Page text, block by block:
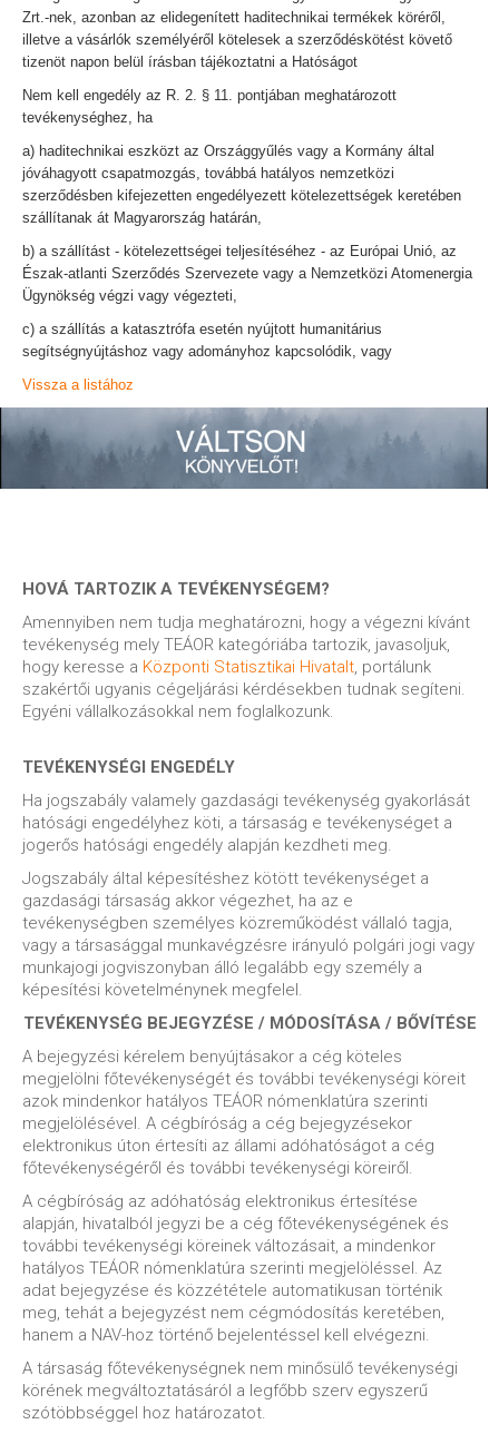
Zrt.-nek, azonban az elidegenített haditechnikai termékek köréről,
illetve a vásárlók személyéről kötelesek a szerződéskötést követő
tizenöt napon belül írásban tájékoztatni a Hatóságot
Nem kell engedély az R. 2. § 11. pontjában meghatározott
tevékenységhez, ha
a) haditechnikai eszközt az Országgyűlés vagy a Kormány által
jóváhagyott csapatmozgás, továbbá hatályos nemzetközi
szerződésben kifejezetten engedélyezett kötelezettségek keretében
szállítanak át Magyarország határán,
b) a szállítást - kötelezettségei teljesítéséhez - az Európai Unió, az
Észak-atlanti Szerződés Szervezete vagy a Nemzetközi Atomenergia
Ügynökség végzi vagy végezteti,
c) a szállítás a katasztrófa esetén nyújtott humanitárius
segítségnyújtáshoz vagy adományhoz kapcsolódik, vagy
Vissza a listához
HOVÁ TARTOZIK A TEVÉKENYSÉGEM?
Amennyiben nem tudja meghatározni, hogy a végezni kívánt
tevékenység mely TEÁOR kategóriába tartozik, javasoljuk,
hogy keresse a Központi Statisztikai Hivatalt , portálunk
szakértői ugyanis cégeljárási kérdésekben tudnak segíteni.
Egyéni vállalkozásokkal nem foglalkozunk.
TEVÉKENYSÉGI ENGEDÉLY
Ha jogszabály valamely gazdasági tevékenység gyakorlását
hatósági engedélyhez köti, a társaság e tevékenységet a
jogerős hatósági engedély alapján kezdheti meg.
Jogszabály által képesítéshez kötött tevékenységet a
gazdasági társaság akkor végezhet, ha az e
tevékenységben személyes közreműködést vállaló tagja,
vagy a társasággal munkavégzésre irányuló polgári jogi vagy
munkajogi jogviszonyban álló legalább egy személy a
képesítési követelménynek megfelel.
TEVÉKENYSÉG BEJEGYZÉSE / MÓDOSÍTÁSA / BŐVÍTÉSE
A bejegyzési kérelem benyújtásakor a cég köteles
megjelölni főtevékenységét és további tevékenységi köreit
azok mindenkor hatályos TEÁOR nómenklatúra szerinti
megjelölésével. A cégbíróság a cég bejegyzésekor
elektronikus úton értesíti az állami adóhatóságot a cég
főtevékenységéről és további tevékenységi köreiről.
A cégbíróság az adóhatóság elektronikus értesítése
alapján, hivatalból jegyzi be a cég főtevékenységének és
további tevékenységi köreinek változásait, a mindenkor
hatályos TEÁOR nómenklatúra szerinti megjelöléssel. Az
adat bejegyzése és közzététele automatikusan történik
meg, tehát a bejegyzést nem cégmódosítás keretében,
hanem a NAV-hoz történő bejelentéssel kell elvégezni.
A társaság főtevékenységnek nem minősülő tevékenységi
körének megváltoztatásáról a legfőbb szerv egyszerű
szótöbbséggel hoz határozatot.